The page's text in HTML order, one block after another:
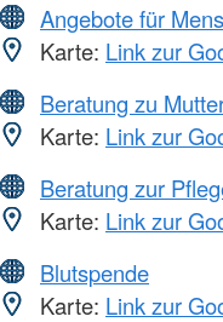
Angebote für
Karte: Link zur
Beratung zu
Karte: Link zur
Beratung zur
Karte: Link zur
Blutspende
Karte: Link zur